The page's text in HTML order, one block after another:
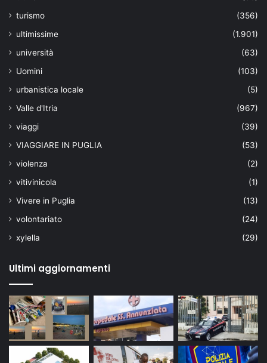
turismo
(356)
ultimissime
(1.901)
università
(63)
Uomini
(103)
urbanistica locale
(5)
Valle d'Itria
(967)
viaggi
(39)
VIAGGIARE IN PUGLIA
(53)
violenza
(2)
vitivinicola
(1)
Vivere in Puglia
(13)
volontariato
(24)
xylella
(29)
Ultimi aggiornamenti